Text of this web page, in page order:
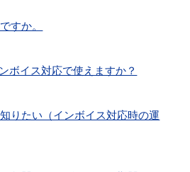
すか。
ボイス対応で使えますか？
りたい（インボイス対応時の運